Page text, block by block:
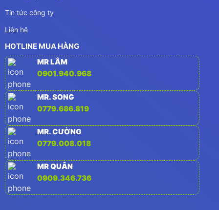
Tin tức công ty
Liên hệ
HOTLINE MUA HÀNG
MR LÂM
0901.940.968
MR. SONG
0779.686.819
MR. CƯỜNG
0779.008.018
MR QUÂN
0909.346.736